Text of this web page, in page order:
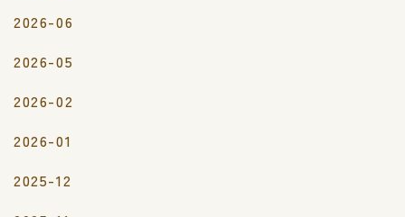
2026-06
2026-05
2026-02
2026-01
2025-12